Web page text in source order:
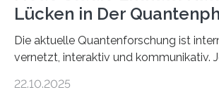
Lücken in Der
Die aktuelle Quantenforschung ist
vernetzt, interaktiv und kommunikativ.
oft von Autor*innen, die eng
22.10.2025